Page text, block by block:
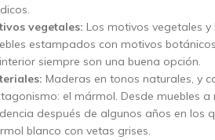
vegetales: Los motivos vegetales
estampados con motivos
siempre son una buena opción.
Maderas en tonos naturales, y
el mármol. Desde muebles
después de algunos años en los
blanco con vetas grises.